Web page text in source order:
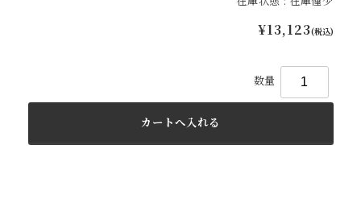
¥13,123(税込)
数量